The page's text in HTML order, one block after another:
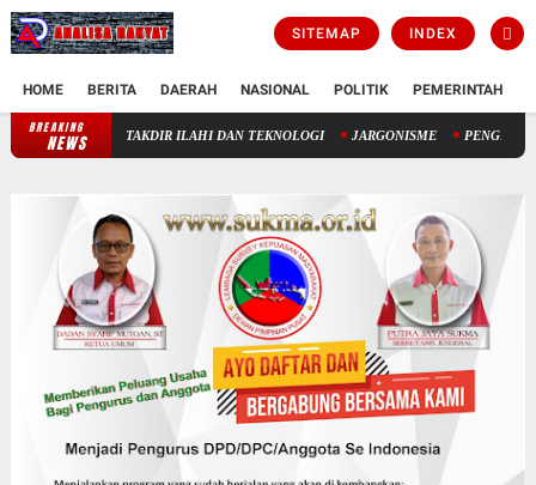
SITEMAP INDEX
HOME BERITA DAERAH NASIONAL POLITIK PEMERINTAH
BREAKING
NEWS
TAKDIR ILAHI DAN TEKNOLOGI JARGONISME PENGELOLAAN